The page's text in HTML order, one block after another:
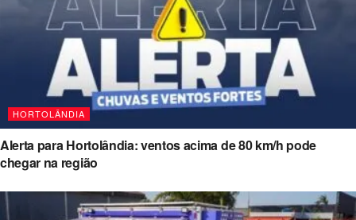
HORTOLÂNDIA
Alerta para Hortolândia: ventos acima de 80 km/h pode
chegar na região